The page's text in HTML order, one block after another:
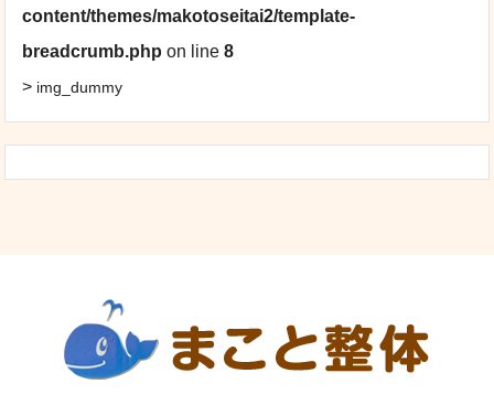
content/themes/makotoseitai2/template-
breadcrumb.php on line8
> img_dummy